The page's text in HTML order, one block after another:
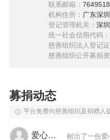
（待新皮肤长出，后期
目前截止支付90万，（
切费用）。现欠医疗费
医院正常除手术外，支
联系邮箱：
机构住所： 广东深
登记管理机关：深
统一社会信用代码：
慈善组织法人登记证
慈善组织公开募捐资
募捐动态
平台免费向慈善组织及捐赠人
爱心网友 献出了一份爱